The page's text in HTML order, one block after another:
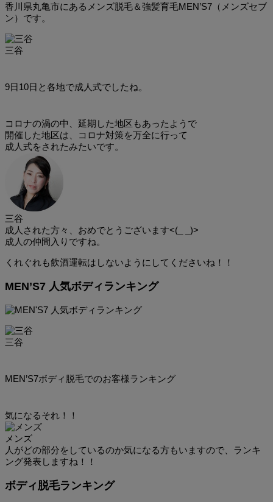
香川県丸亀市にあるメンズ脱毛＆強髪育毛MEN’S7（メンズセブ
ン）です。
三谷
9日10日と各地で成人式でしたね。
コロナの渦の中、延期した地区もあったようで
開催した地区は、コロナ対策を万全に行って
成人式をされたみたいです。
三谷
成人された方々、おめでとうございます<(_ _)>
成人の仲間入りですね。
くれぐれも飲酒運転はしないようにしてくださいね！！
MEN’S7 人気ボディランキング
三谷
MEN’S7ボディ脱毛でのお客様ランキング
気になるそれ！！
メンズ
人がどの部分をしているのか気になる方もいますので、ランキ
ング発表しますね！！
ボディ脱毛ランキング